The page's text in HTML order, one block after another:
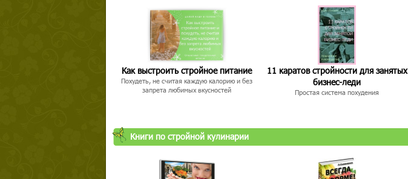
Как выстроить стройное питание
Похудеть, не считая каждую калорию и без
запрета любимых вкусностей
11 каратов стройности для занятых
бизнес-леди
Простая система похудения
Книги по стройной кулинарии